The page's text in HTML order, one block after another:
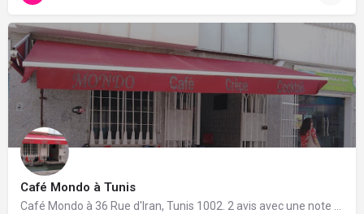
Café Mondo à Tunis
Café Mondo à 36 Rue d'Iran, Tunis 1002. 2 avis avec une note de 5/5.